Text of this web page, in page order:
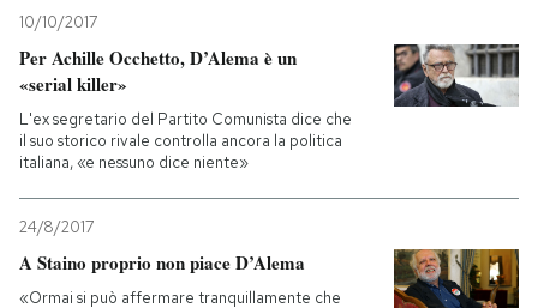
10/10/2017
Per Achille Occhetto, D’Alema è un
«serial killer»
L'ex segretario del Partito Comunista dice che
il suo storico rivale controlla ancora la politica
italiana, «e nessuno dice niente»
24/8/2017
A Staino proprio non piace D’Alema
«Ormai si può affermare tranquillamente che